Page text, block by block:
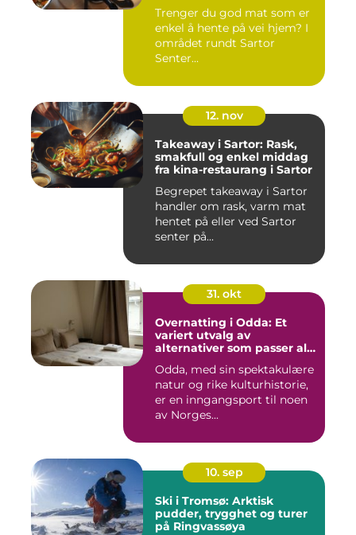
Trenger du god mat som er
enkel å hente på vei hjem? I
området rundt Sartor
Senter...
12. nov
Takeaway i Sartor: Rask,
smakfull og enkel middag
fra kina-restaurang i Sartor
Begrepet takeaway i Sartor
handler om rask, varm mat
hentet på eller ved Sartor
senter på...
31. okt
Overnatting i Odda: Et
variert utvalg av
alternativer som passer alle
Odda, med sin spektakulære
natur og rike kulturhistorie,
er en inngangsport til noen
av Norges...
10. sep
Ski i Tromsø: Arktisk
pudder, trygghet og turer
på Ringvassøya